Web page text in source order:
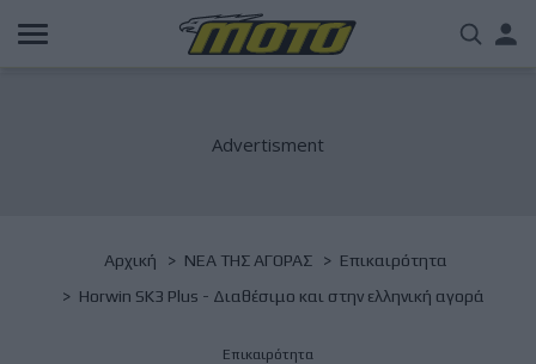
Παράκαμψη
προς
Breadcrumb
Αρχική NΕΑ ΤΗΣ ΑΓΟΡΑΣ
Επικαιρότητα
Horwin SK3 Plus - Διαθέσιμο και στην ελληνική αγορά
Επικαιρότητα